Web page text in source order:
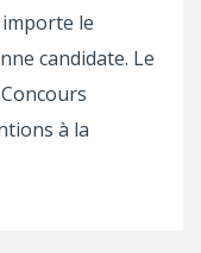
le
candidate. Le
à la